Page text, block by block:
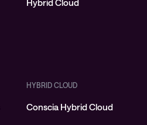
Hybrid Cloud
HYBRID CLOUD
Conscia Hybrid Cloud